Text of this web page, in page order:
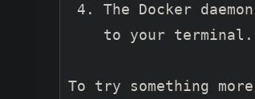
4. The Docker
    to your terminal.
To try something